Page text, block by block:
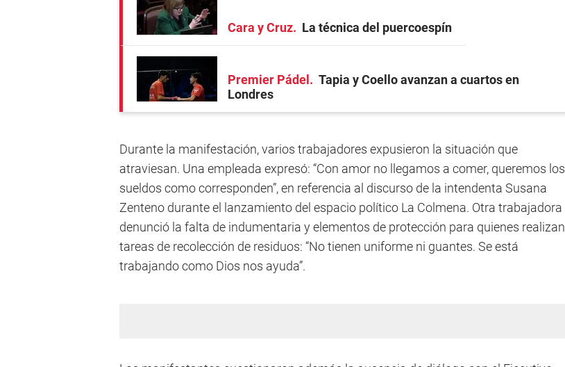
Cara y Cruz La técnica del puercoespín
Premier Pádel
Tapia y Coello avanzan a cuartos en
Londres
Durante la manifestación, varios trabajadores expusieron la situación que
atraviesan. Una empleada expresó: “Con amor no llegamos a comer, queremos los
sueldos como corresponden”, en referencia al discurso de la intendenta Susana
Zenteno durante el lanzamiento del espacio político La Colmena. Otra trabajadora
denunció la falta de indumentaria y elementos de protección para quienes realizan
tareas de recolección de residuos: “No tienen uniforme ni guantes. Se está
trabajando como Dios nos ayuda”.